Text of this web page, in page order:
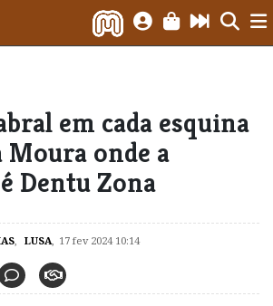
em cada esquina
Moura onde a
Dentu Zona
, LUSA, 17 fev 2024 10:14